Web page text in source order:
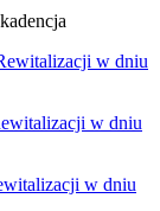
w dniu
w dniu
w dniu